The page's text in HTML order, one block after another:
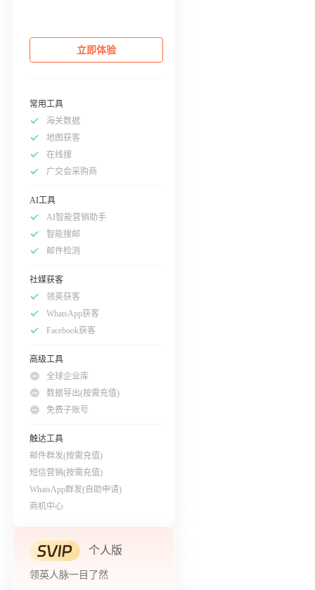
立即体验
常用工具
海关数据
地图获客
在线搜
广交会采购商
AI工具
AI智能营销助手
智能搜邮
邮件检测
社媒获客
领英获客
WhatsApp获客
Facebook获客
高级工具
全球企业库
数据导出(按需充值)
免费子账号
触达工具
邮件群发(按需充值)
短信营销(按需充值)
WhatsApp群发(自助申请)
商机中心
个人版
领英人脉一目了然